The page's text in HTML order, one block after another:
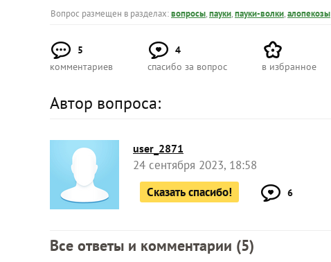
Вопрос размещен в разделах:вопросы,пауки,пауки-волки,алопекозы
5
комментариев
4
спасибо за вопрос
в избранное
Автор вопроса:
user_2871
24 сентября 2023, 18:58
Сказать спасибо!
6
Все ответы и комментарии (5)